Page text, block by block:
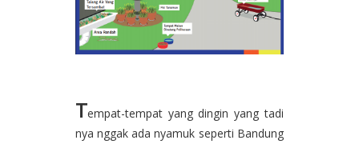
Tempat-tempat yang dingin yang tadi
nya nggak ada nyamuk seperti Bandung